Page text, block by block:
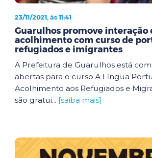
23/11/2021, às 11:41
Guarulhos promove interação
acolhimento com curso de
refugiados e imigrantes
A Prefeitura de Guarulhos está com
abertas para o curso A Língua
Acolhimento aos Refugiados e
são gratui... [saiba mais]